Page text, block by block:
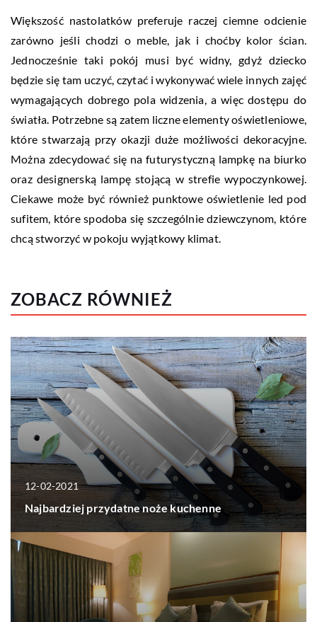
Większość nastolatków preferuje raczej ciemne odcienie
zarówno jeśli chodzi o meble, jak i choćby kolor ścian.
Jednocześnie taki pokój musi być widny, gdyż dziecko
będzie się tam uczyć, czytać i wykonywać wiele innych zajęć
wymagających dobrego pola widzenia, a więc dostępu do
światła. Potrzebne są zatem liczne elementy oświetleniowe,
które stwarzają przy okazji duże możliwości dekoracyjne.
Można zdecydować się na futurystyczną lampkę na biurko
oraz designerską lampę stojącą w strefie wypoczynkowej.
Ciekawe może być również punktowe oświetlenie led pod
sufitem, które spodoba się szczególnie dziewczynom, które
chcą stworzyć w pokoju wyjątkowy klimat.
ZOBACZ RÓWNIEŻ
12-02-2021
Najbardziej przydatne noże kuchenne